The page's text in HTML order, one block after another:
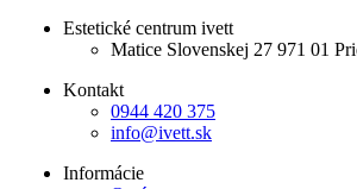
Estetické centrum ivett
Matice Slovenskej 27 971 01
Kontakt
0944 420 375
info@ivett.sk
Informácie